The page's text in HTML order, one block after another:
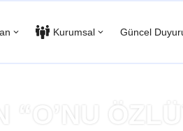
Kurumsal Güncel